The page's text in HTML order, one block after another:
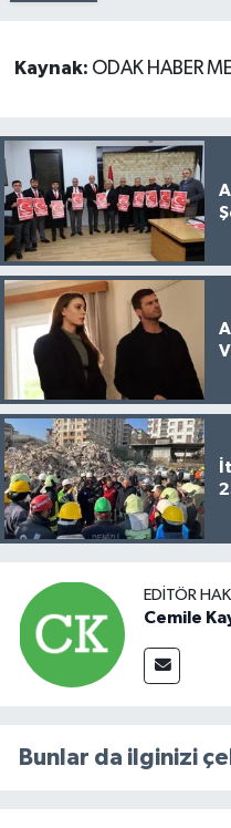
Kaynak: ODAK HABER
EDITÖR
Cemile
Bunlar da ilginizi